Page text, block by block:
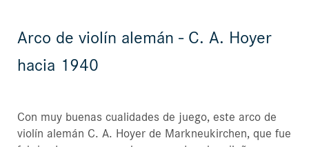
Arco de violín alemán - C. A. Hoyer
hacia 1940
Con muy buenas cualidades de juego, este arco de
violín alemán C. A. Hoyer de Markneukirchen, que fue